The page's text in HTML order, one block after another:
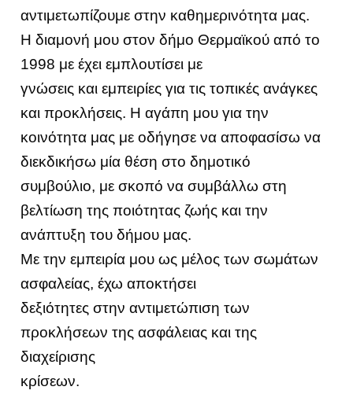
αντιμετωπίζουμε στην καθημερινότητα μας.
Η διαμονή μου στον δήμο Θερμαϊκού από το
1998 με έχει εμπλουτίσει με
γνώσεις και εμπειρίες για τις τοπικές ανάγκες
και προκλήσεις. Η αγάπη μου για την
κοινότητα μας με οδήγησε να αποφασίσω να
διεκδικήσω μία θέση στο δημοτικό
συμβούλιο, με σκοπό να συμβάλλω στη
βελτίωση της ποιότητας ζωής και την
ανάπτυξη του δήμου μας.
Με την εμπειρία μου ως μέλος των σωμάτων
ασφαλείας, έχω αποκτήσει
δεξιότητες στην αντιμετώπιση των
προκλήσεων της ασφάλειας και της
διαχείρισης
κρίσεων.